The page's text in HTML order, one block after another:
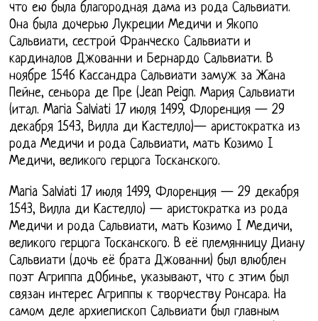
что ею была благородная дама из рода Сальвиати.
Она была дочерью Лукреции Медичи и Якопо
Сальвиати, сестрой Франческо Сальвиати и
кардиналов Джованни и Бернардо Сальвиати. В
ноябре 1546 Кассандра Сальвиати замуж за Жана
Пейне, сеньора де Пре (Jean Peign. Мария Сальвиати
(итал. Maria Salviati 17 июля 1499, Флоренция — 29
декабря 1543, Вилла ди Кастелло)— аристократка из
рода Медичи и рода Сальвиати, мать Козимо I
Медичи, великого герцога Тосканского.
Maria Salviati 17 июля 1499, Флоренция — 29 декабря
1543, Вилла ди Кастелло) — аристократка из рода
Медичи и рода Сальвиати, мать Козимо I Медичи,
великого герцога Тосканского. В её племянницу Диану
Сальвиати (дочь её брата Джованни) был влюблен
поэт Агриппа дОбинье, указывают, что с этим был
связан интерес Агриппы к творчеству Ронсара. На
самом деле архиепископ Сальвиати был главным